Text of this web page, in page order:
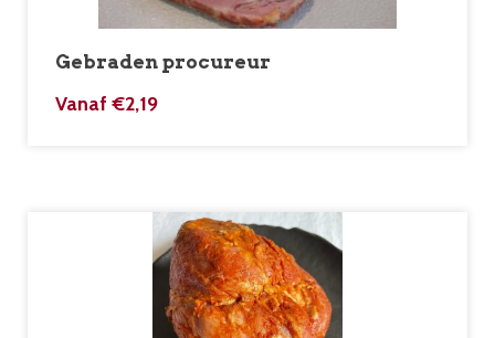
Gebraden procureur
Vanaf €2,19